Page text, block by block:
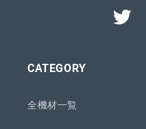
CATEGORY
全機材一覧